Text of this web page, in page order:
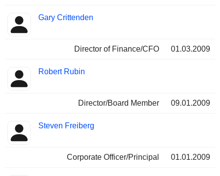
Gary Crittenden
Director of Finance/CFO 01.03.2009
Robert Rubin
Director/Board Member 09.01.2009
Steven Freiberg
Corporate Officer/Principal 01.01.2009